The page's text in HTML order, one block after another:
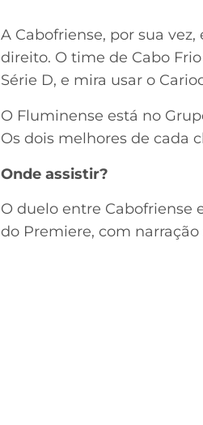
A Cabofriense, por sua
direito. O time de Cabo
Série D, e mira usar o
O Fluminense está no
Os dois melhores de cada
Onde assistir?
O duelo entre Cabofriense
do Premiere, com